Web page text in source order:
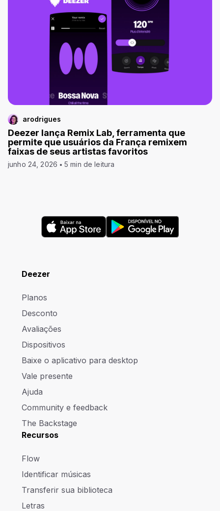
arodrigues
Deezer lança Remix Lab, ferramenta que
permite que usuários da França remixem
faixas de seus artistas favoritos
junho 24, 2026 5 min de leitura
Deezer
Planos
Desconto
Avaliações
Dispositivos
Baixe o aplicativo para desktop
Vale presente
Ajuda
Community e feedback
The Backstage
Recursos
Flow
Identificar músicas
Transferir sua biblioteca
Letras